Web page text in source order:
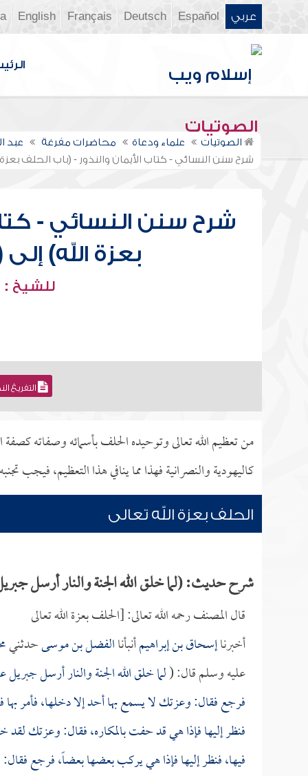
عربي Español
Deutsch
Français
English
الصوتيات
الصوتيات علماء ودعاة محاضرات مفرغة
عبد
شرح سنن النسائي - كتاب الأيمان والنذور - (باب الحلف
شرح سنن النسائي -
بعزة الله)
للشيخ :
التفريغ
من تعظيم الله تعالى وتوحيده الحلف بأسمائه وصفاته كصفة
كاليهودية والنصرانية فهذا مما ينافي هذا التعظيم، فيجب
الحلف بعزة الله تعالى
شرح حديث: (لما خلق الله الجنة والنار أرسل
قال المصنف رحمه الله تعالى: [الحلف بعزة الله تعالى
أخبرناإسحاق بن إبراهيمأنبأناالفضل بن موسىحدثني
عليه وسلم قال: (لما خلق الله الجنة والنار أرسل جبريل
فرجع فقال: وعزتك لا يسمع بها أحد إلا دخلها، فأمر بها
فنظر إليها فإذا هي قد حفت بالمكاره، فقال: وعزتك
فيها، فنظر إليها فإذا هي يركب بعضها بعضاً، فرجع